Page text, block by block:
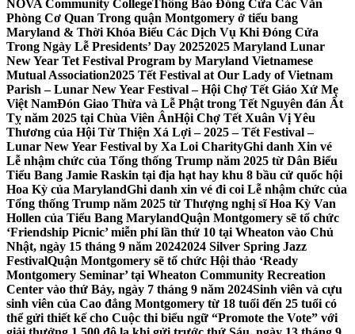
NOVA Community CollegeThông Báo Đóng Cửa Các Văn
Phòng Cơ Quan Trong quận Montgomery ở tiểu bang
Maryland & Thời Khóa Biểu Các Dịch Vụ Khi Đóng Cửa
Trong Ngày Lễ Presidents’ Day 20252025 Maryland Lunar
New Year Tet Festival Program by Maryland Vietnamese
Mutual Association2025 Tết Festival at Our Lady of Vietnam
Parish – Lunar New Year Festival – Hội Chợ Tết Giáo Xứ Mẹ
Việt NamĐón Giao Thừa và Lễ Phật trong Tết Nguyên đán Ất
Tỵ năm 2025 tại Chùa Viên ÂnHội Chợ Tết Xuân Vị Yêu
Thương của Hội Từ Thiện Xá Lợi – 2025 – Tết Festival –
Lunar New Year Festival by Xa Loi CharityGhi danh Xin vé
Lễ nhậm chức của Tổng thống Trump năm 2025 từ Dân Biểu
Tiểu Bang Jamie Raskin tại địa hạt hay khu 8 bầu cử quốc hội
Hoa Kỳ của MarylandGhi danh xin vé đi coi Lễ nhậm chức của
Tổng thống Trump năm 2025 từ Thượng nghị sĩ Hoa Kỳ Van
Hollen của Tiểu Bang MarylandQuận Montgomery sẽ tổ chức
‘Friendship Picnic’ miễn phí lần thứ 10 tại Wheaton vào Chủ
Nhật, ngày 15 tháng 9 năm 20242024 Silver Spring Jazz
FestivalQuận Montgomery sẽ tổ chức Hội thảo ‘Ready
Montgomery Seminar’ tại Wheaton Community Recreation
Center vào thứ Bảy, ngày 7 tháng 9 năm 2024Sinh viên và cựu
sinh viên của Cao đẳng Montgomery từ 18 tuổi đến 25 tuổi có
thể gửi thiết kế cho Cuộc thi biểu ngữ “Promote the Vote” với